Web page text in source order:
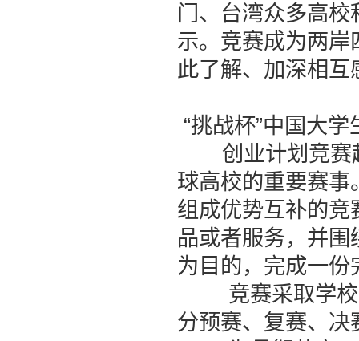
门、台湾众多高
示。竞赛成为两
此了解、加深相
“挑战杯”中国大
创业计划竞赛起
球高校的重要赛
组成优势互补的
品或者服务，并
为目的，完成一
竞赛采取学校
分预赛、复赛、